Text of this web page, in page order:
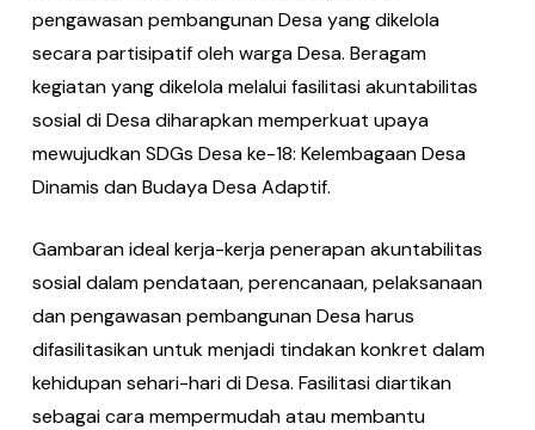
pengawasan pembangunan Desa yang dikelola
secara partisipatif oleh warga Desa. Beragam
kegiatan yang dikelola melalui fasilitasi akuntabilitas
sosial di Desa diharapkan memperkuat upaya
mewujudkan SDGs Desa ke-18: Kelembagaan Desa
Dinamis dan Budaya Desa Adaptif.
Gambaran ideal kerja-kerja penerapan akuntabilitas
sosial dalam pendataan, perencanaan, pelaksanaan
dan pengawasan pembangunan Desa harus
difasilitasikan untuk menjadi tindakan konkret dalam
kehidupan sehari-hari di Desa. Fasilitasi diartikan
sebagai cara mempermudah atau membantu